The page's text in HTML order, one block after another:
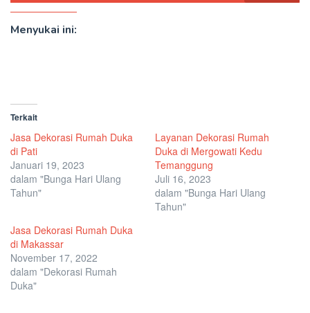
Menyukai ini:
Terkait
Jasa Dekorasi Rumah Duka
di Pati
Januari 19, 2023
dalam "Bunga Hari Ulang
Tahun"
Layanan Dekorasi Rumah
Duka di Mergowati Kedu
Temanggung
Juli 16, 2023
dalam "Bunga Hari Ulang
Tahun"
Jasa Dekorasi Rumah Duka
di Makassar
November 17, 2022
dalam "Dekorasi Rumah
Duka"